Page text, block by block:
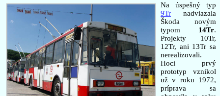
Na úspešný typ
9Tr nadviazala
Škoda novým
typom 14Tr.
Projekty 10Tr,
12Tr, ani 13Tr sa
nerealizovali.
Hoci prvý
prototyp vznikol
už v roku 1972,
príprava sa